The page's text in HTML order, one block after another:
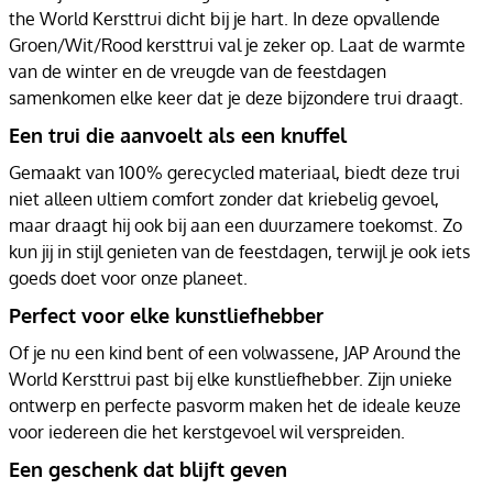
the World Kersttrui dicht bij je hart. In deze opvallende
Groen/Wit/Rood kersttrui val je zeker op. Laat de warmte
van de winter en de vreugde van de feestdagen
samenkomen elke keer dat je deze bijzondere trui draagt.
Een trui die aanvoelt als een knuffel
Gemaakt van 100% gerecycled materiaal, biedt deze trui
niet alleen ultiem comfort zonder dat kriebelig gevoel,
maar draagt hij ook bij aan een duurzamere toekomst. Zo
kun jij in stijl genieten van de feestdagen, terwijl je ook iets
goeds doet voor onze planeet.
Perfect voor elke kunstliefhebber
Of je nu een kind bent of een volwassene, JAP Around the
World Kersttrui past bij elke kunstliefhebber. Zijn unieke
ontwerp en perfecte pasvorm maken het de ideale keuze
voor iedereen die het kerstgevoel wil verspreiden.
Een geschenk dat blijft geven